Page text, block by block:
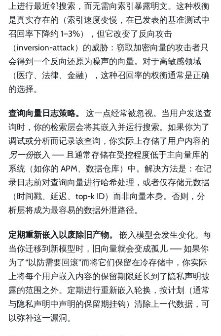
上进行最近邻搜索，而无需向索引暴露明文。这种权衡
是真实存在的（索引速度变慢，在已发表的基准测试中
召回率下降约 1–3%），但它改变了反向攻击
（inversion-attack）的威胁：窃取加密向量的攻击者只
会得到一个反向还原为噪声的向量。对于高敏感领域
（医疗、法律、金融），这种召回率的权衡通常是正确
的选择。
查询向量日志策略。
这一点经常被忽视。当用户发送查
询时，你的检索层会将其嵌入并运行搜索。如果你为了
调试或分析而记录该查询，你实际上存储了用户内容的
另一份嵌入 —— 且通常存储在受控程度低于主向量库的
系统（如你的 APM、数据仓库）中。解决方法是：在记
录日志前对查询向量进行哈希处理，或者仅存储元数据
（时间戳、延迟、top-k ID）而非向量本身。否则，分
析层将成为最容易的数据外泄路径。
定期重新嵌入以废除旧产物。
嵌入模型会发生变化。每
当你迁移到新模型时，旧向量就会变成孤儿 —— 如果你
为了“以防需要回滚”而将它们保留在冷存储中，你实际
上将每个用户嵌入内容的保留期限延长到了隐私声明披
露的范围之外。定期进行重新嵌入轮换，按计划（通常
与隐私声明中声明的保留期挂钩）清除上一代数据，可
以弥补这一漏洞。